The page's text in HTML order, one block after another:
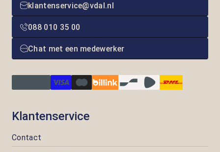
klantenservice@vdal.nl
088 010 35 00
Chat met een medewerker
Klantenservice
Contact